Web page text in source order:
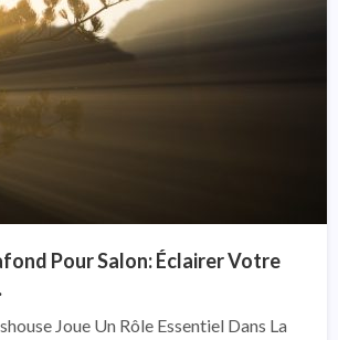
Pour Salon: Éclairer Votre
Joue Un Rôle Essentiel Dans La